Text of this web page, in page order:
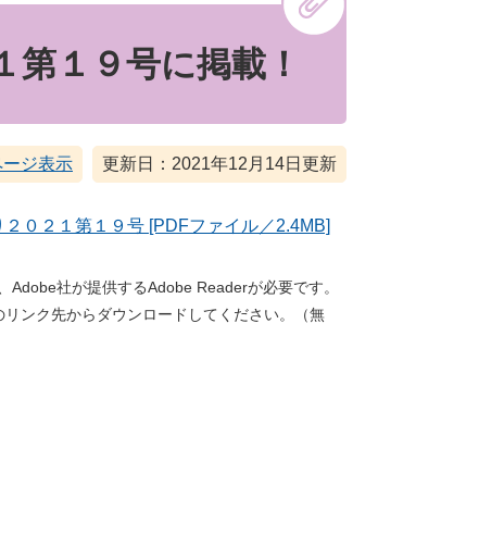
１９号に掲載！
ジ表示 更新日：2021年12月14日更新
０２１第１９号 [PDFファイル／2.4MB]
社が提供するAdobe Readerが必要です。
ンク先からダウンロードしてください。（無